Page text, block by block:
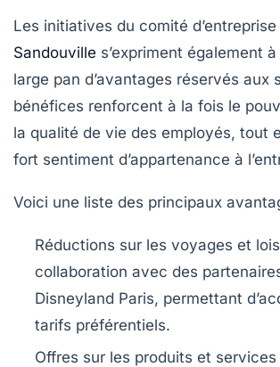
Les initiatives du comité d’entreprise
Sandouville s’expriment également
large pan d’avantages réservés aux
bénéfices renforcent à la fois le
la qualité de vie des employés, tout
fort sentiment d’appartenance à
Voici une liste des principaux
Réductions sur les voyages et
collaboration avec des
Disneyland Paris, permettant
tarifs préférentiels.
Offres sur les produits et services